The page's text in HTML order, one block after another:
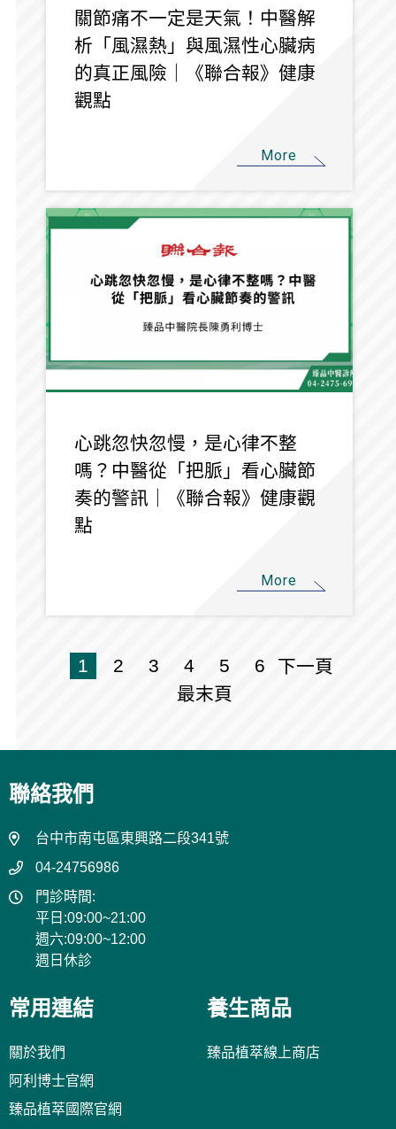
關節痛不一定是天氣！中醫解
析「風濕熱」與風濕性心臟病
的真正風險｜《聯合報》健康
觀點
More
心跳忽快忽慢，是心律不整
嗎？中醫從「把脈」看心臟節
奏的警訊｜《聯合報》健康觀
點
More
1 2 3 4 5 6
下一頁
最末頁
聯絡我們
台中市南屯區東興路二段341號
04-24756986
門診時間:
平日:09:00~21:00
週六:09:00~12:00
週日休診
常用連結
關於我們
阿利博士官網
臻品植萃國際官網
養生商品
臻品植萃線上商店